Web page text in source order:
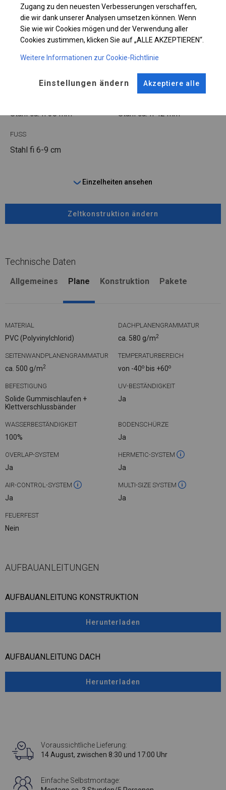
KONSTRUKTION
Stahl ca.fi 38 mm Stahl ca.fi 42 mm
FUSS
Stahl fi 6-9 cm
Einzelheiten ansehen
Zeltkonstruktion ändern
Technische Daten
Allgemeines Plane Konstruktion Pakete
MATERIAL
PVC (Polyvinylchlorid)
DACHPLANENGRAMMATUR
ca. 580 g/m2
SEITENWANDPLANENGRAMMATUR
ca. 500 g/m2
TEMPERATURBEREICH
von -40o bis +60o
BEFESTIGUNG
Solide Gummischlaufen +
Klettverschlussbänder
UV-BESTÄNDIGKEIT
Ja
WASSERBESTÄNDIGKEIT
100%
BODENSCHÜRZE
Ja
OVERLAP-SYSTEM
Ja
HERMETIC-SYSTEM
Ja
AIR-CONTROL-SYSTEM
Ja
MULTI-SIZE SYSTEM
Ja
FEUERFEST
Nein
AUFBAUANLEITUNGEN
AUFBAUANLEITUNG KONSTRUKTION
Herunterladen
AUFBAUANLEITUNG DACH
Herunterladen
Voraussichtliche Lieferung:
14 August, zwischen 8:30 und 17:00 Uhr
Einfache Selbstmontage:
Zugang zu den neuesten Verbesserungen verschaffen,
die wir dank unserer Analysen umsetzen können. Wenn
Sie wie wir Cookies mögen und der Verwendung aller
Cookies zustimmen, klicken Sie auf „ALLE AKZEPTIEREN“.
Weitere Informationen zur Cookie-Richtlinie
Einstellungen ändern Akzeptiere alle